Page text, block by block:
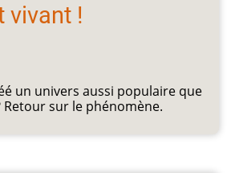
vivant !
un univers aussi populaire que
sur le phénomène.